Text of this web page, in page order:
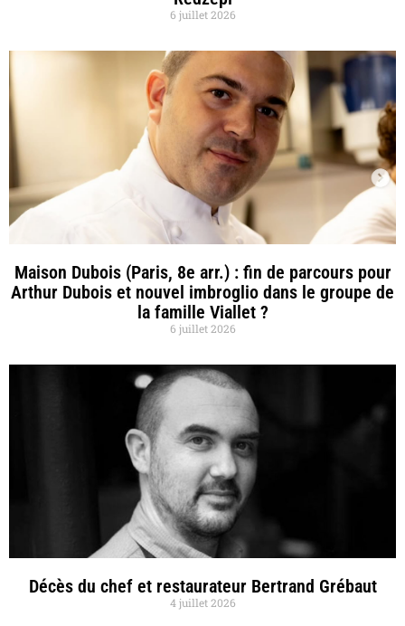
6 juillet 2026
Maison Dubois (Paris, 8e arr.) : fin de parcours pour
Arthur Dubois et nouvel imbroglio dans le groupe de
la famille Viallet ?
6 juillet 2026
Décès du chef et restaurateur Bertrand Grébaut
4 juillet 2026